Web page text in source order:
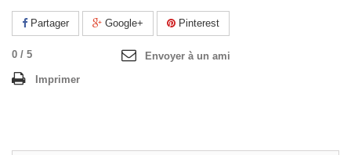
Partager Google+ Pinterest
0 / 5
Envoyer à un ami
Imprimer